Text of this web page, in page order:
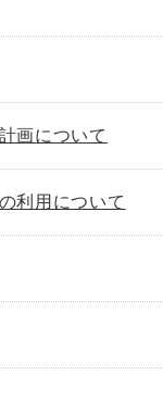
画について
利用について